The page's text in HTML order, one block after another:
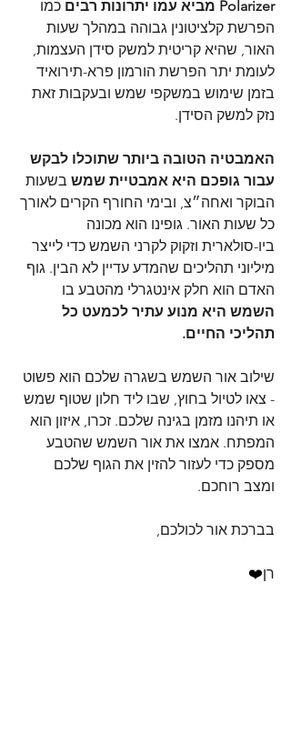
Polarizer מביא עמו יתרונות רבים
כמו
הפרשת קלציטונין גבוהה במהלך שעות
האור, שהיא קריטית למשק סידן העצמות,
לעומת יתר הפרשת הורמון פרא-תירואיד
בזמן שימוש במשקפי שמש ובעקבות זאת
נזק למשק הסידן.
האמבטיה הטובה ביותר שתוכלו לבקש
עבור גופכם היא אמבטיית שמש בשעות
הבוקר ואחה״צ, ובימי החורף הקרים לאורך
כל שעות האור. גופינו הוא מכונה
ביו-סולארית וזקוק לקרני השמש כדי לייצר
מיליוני תהליכים שהמדע עדיין לא הבין. גוף
האדם הוא חלק אינטגרלי מהטבע בו
השמש היא מנוע עתיר לכמעט כל
תהליכי החיים.
שילוב אור השמש בשגרה שלכם הוא פשוט
- צאו לטיול בחוץ, שבו ליד חלון שטוף שמש
או תיהנו מזמן בגינה שלכם. זכרו, איזון הוא
המפתח. אמצו את אור השמש שהטבע
מספק כדי לעזור להזין את הגוף שלכם
ומצב רוחכם.
בברכת אור לכולכם,
רן❤️